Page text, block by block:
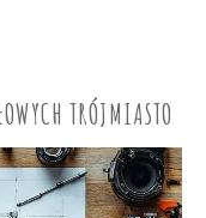
TRÓJMIASTO